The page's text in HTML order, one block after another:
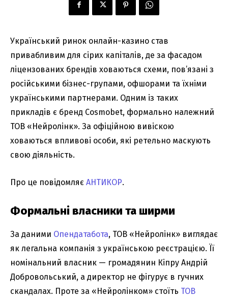
Український ринок онлайн-казино став
привабливим для сірих капіталів, де за фасадом
ліцензованих брендів ховаються схеми, пов’язані з
російськими бізнес-групами, офшорами та їхніми
українськими партнерами. Одним із таких
прикладів є бренд Cosmobet, формально належний
ТОВ «Нейролінк». За офіційною вивіскою
ховаються впливові особи, які ретельно маскують
свою діяльність.
Про це повідомляє АНТИКОР.
Формальні власники та ширми
За даними Опендатабота, ТОВ «Нейролінк» виглядає
як легальна компанія з українською реєстрацією. Її
номінальний власник — громадянин Кіпру Андрій
Добровольський, а директор не фігурує в гучних
скандалах. Проте за «Нейролінком» стоїть ТОВ